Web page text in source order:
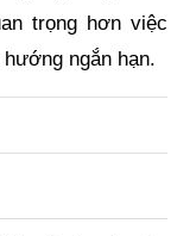
trọng hơn việc
ngắn hạn.